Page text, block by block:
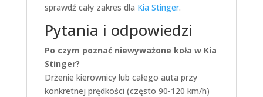
sprawdź cały zakres dla Kia Stinger.
Pytania i odpowiedzi
Po czym poznać niewyważone koła w Kia
Stinger?
Drżenie kierownicy lub całego auta przy
konkretnej prędkości (często 90-120 km/h)